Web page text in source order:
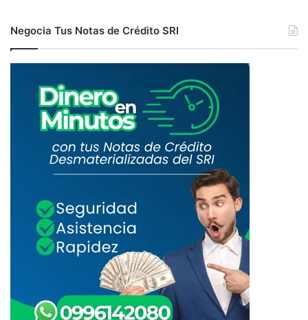
Negocia Tus Notas de Crédito SRI